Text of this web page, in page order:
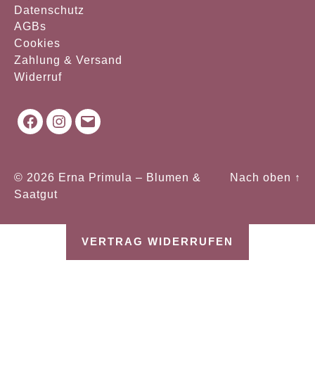
Datenschutz
AGBs
Cookies
Zahlung & Versand
Widerruf
Facebook
Instagram
Mail
© 2026 Erna Primula – Blumen &
Saatgut
Nach oben ↑
VERTRAG WIDERRUFEN